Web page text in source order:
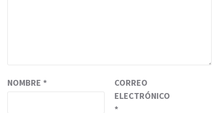
NOMBRE *
CORREO
ELECTRÓNICO
*